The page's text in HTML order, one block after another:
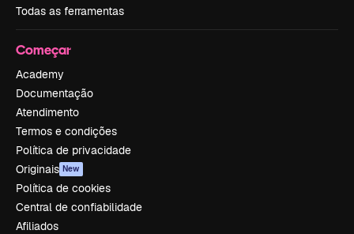
Todas as ferramentas
Começar
Academy
Documentação
Atendimento
Termos e condições
Política de privacidade
Originais New
Política de cookies
Central de confiabilidade
Afiliados